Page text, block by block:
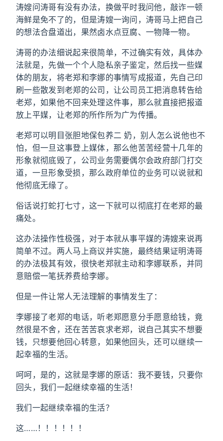
涛嫂问涛哥有没有办法，换做平时我问他，敲诈一顿
海鲜是免不了的，但是涛嫂一询问，涛哥马上把自己
的想法合盘道出，果然卤水点豆腐、一物降一物。
涛哥的办法细说起来很简单，不过确实有效，具体办
法就是，先做一个个人隐私亲子鉴定，然后找一些媒
体的朋友，将老郑和李娜的事情写成报道，先自己印
刷一些散发到老郑的公司，让公司员工把消息转告给
老郑，如果他不回来处理这件事，那么就直接把报道
放上平媒，让老郑的所作所为广为传播。
老郑可以明目张胆地保包养二 奶，别人怎么说他也不
怕，但一旦这事登上媒体，那么他苦苦经营十几年的
形象就彻底毁了，公司业务需要偶尔会政府部门打交
道，一旦形象受损，那么政府单位的业务可以说就和
他彻底无缘了。
俗话说打蛇打七寸，这一下就可以彻底打在老郑的最
痛处。
这办法操作性极强，对于本就从事平媒的涛嫂来说再
简单不过。两人马上商议并实施，最终结果证明涛哥
的办法极其有效，很快老郑就主动和李娜联系，并同
意赔偿一笔抚养费给李娜。
但是一件让常人无法理解的事情发生了：
李娜接了老郑的电话，听老郑愿意分手愿意给钱，竟
然很是不舍，还在苦苦哀求老郑，说自己其实不想要
钱，只想要他回心转意，如果他回头，还可以继续一
起幸福的生活。
呵呵，是的，这就是李娜的原话：我不要钱，只要你
回头，我们一起继续幸福的生活！
我们一起继续幸福的生活？
这……！！！！！！